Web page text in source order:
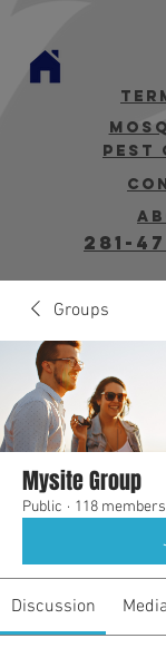
Pest
281-
Groups
Mysite Group
Public · 118 members
Discussion Media